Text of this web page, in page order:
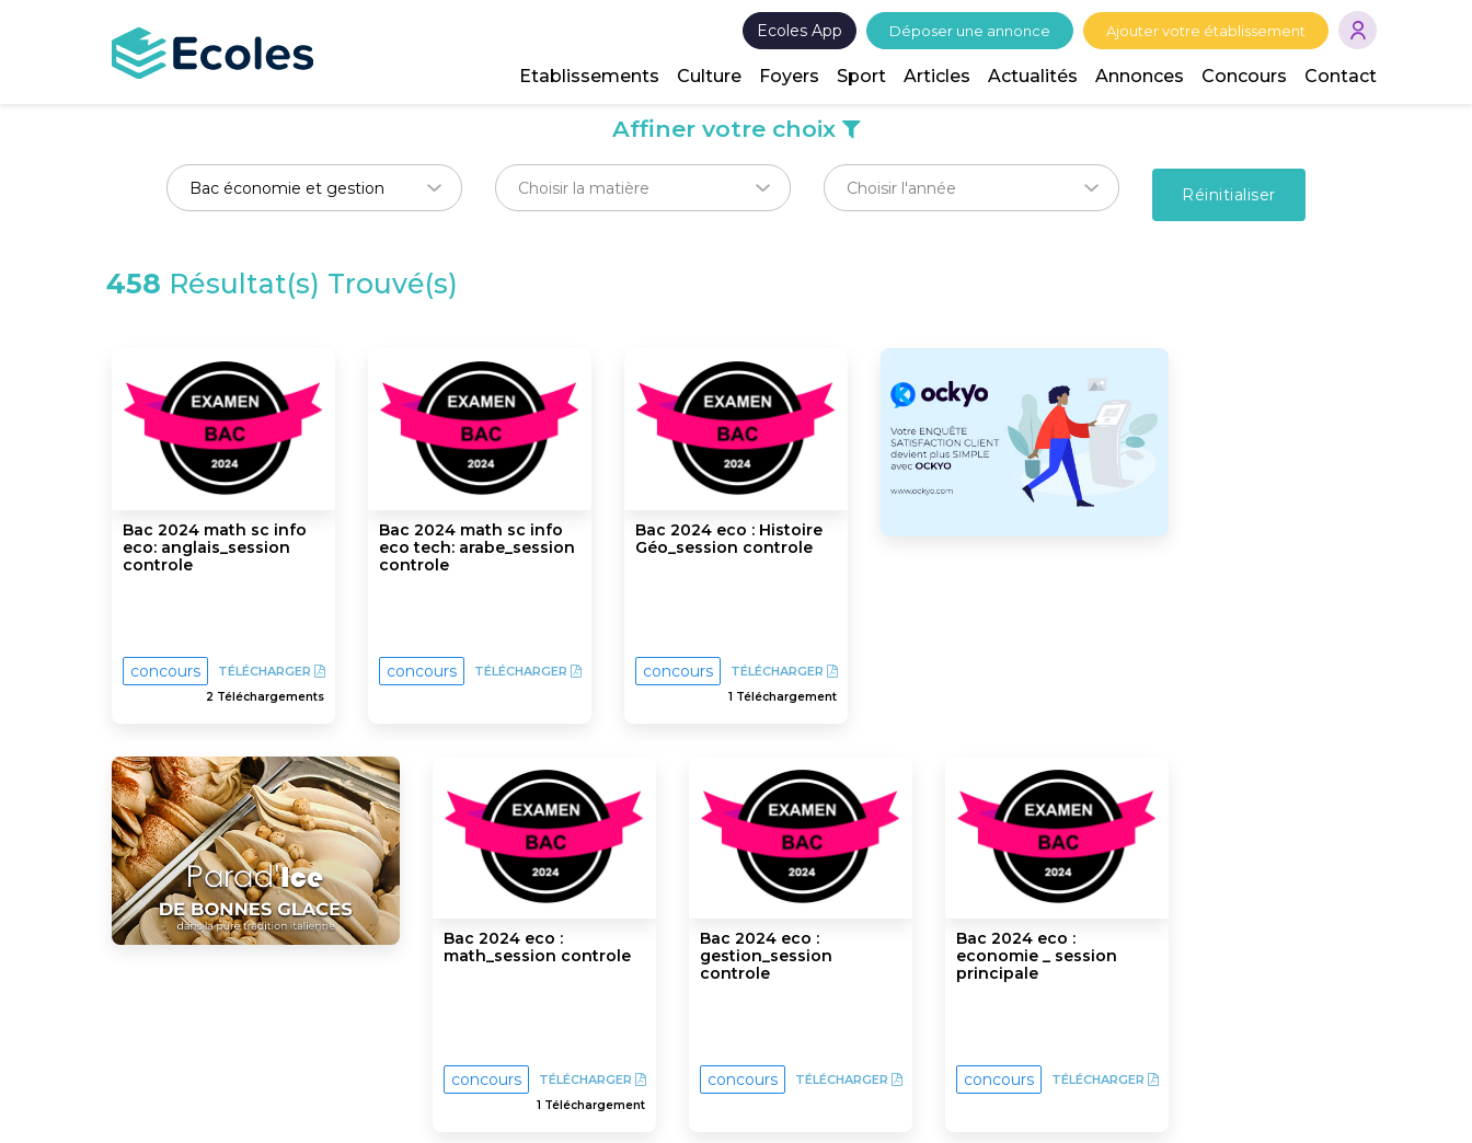
Ecoles App Déposer une annonce Ajouter votre établissement
Etablissements Culture Foyers Sport Articles Actualités Annonces Concours Contact
Affiner votre choix
Réinitialiser
458 Résultat(s) Trouvé(s)
Bac 2024 math sc info
eco: anglais_session
controle
concours TÉLÉCHARGER
2 Téléchargements
Bac 2024 math sc info
eco tech: arabe_session
controle
concours TÉLÉCHARGER
Bac 2024 eco : Histoire
Géo_session controle
concours TÉLÉCHARGER
1 Téléchargement
Bac 2024 eco :
math_session controle
concours TÉLÉCHARGER
1 Téléchargement
Bac 2024 eco :
gestion_session
controle
concours TÉLÉCHARGER
Bac 2024 eco :
economie _ session
principale
concours TÉLÉCHARGER